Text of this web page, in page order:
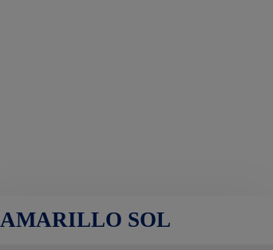
AMARILLO SOL